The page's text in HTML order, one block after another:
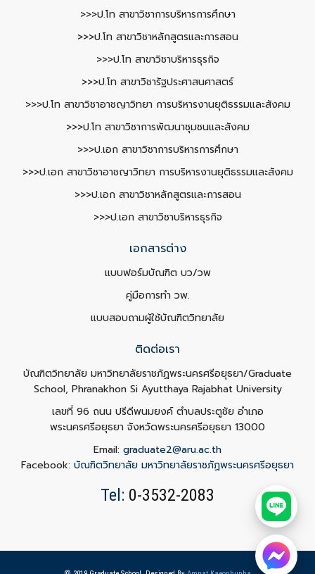
>>>ป.โท สาขาวิชาการบริหารการศึกษา
>>>ป.โท สาขาวิชาหลักสูตรและการสอน
>>>ป.โท สาขาวิชาบริหารธุรกิจ
>>>ป.โท สาขาวิชารัฐประศาสนศาสตร์
>>>ป.โท สาขาวิชาอาชญาวิทยา การบริหารงานยุติธรรมและสังคม
>>>ป.โท สาขาวิชาการพัฒนาชุมชนและสังคม
>>>ป.เอก สาขาวิชาการบริหารการศึกษา
>>>ป.เอก สาขาวิชาอาชญาวิทยา การบริหารงานยุติธรรมและสังคม
>>>ป.เอก สาขาวิชาหลักสูตรและการสอน
>>>ป.เอก สาขาวิชาบริหารธุรกิจ
เอกสารต่าง
แบบฟอร์มบัณฑิต บว/วพ
คู่มือการทำ วพ.
แบบสอบถามผู้ใช้บัณฑิตวิทยาลัย
ติดต่อเรา
บัณฑิตวิทยาลัย มหาวิทยาลัยราชภัฏพระนครศรีอยุธยา/Graduate
School, Phranakhon Si Ayutthaya Rajabhat University
เลขที่ 96 ถนน ปรีดีพนมยงค์ ตำบลประตูชัย อำเภอ
พระนครศรีอยุธยา จังหวัดพระนครศรีอยุธยา 13000
Email: graduate2@aru.ac.th
Facebook: บัณฑิตวิทยาลัย มหาวิทยาลัยราชภัฏพระนครศรีอยุธยา
Tel: 0-3532-2083